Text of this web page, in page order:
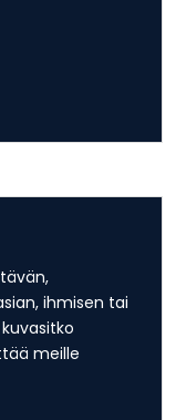
ihmisen tai
meille